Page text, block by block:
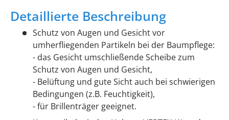
Detaillierte Beschreibung
Schutz von Augen und Gesicht vor
umherfliegenden Partikeln bei der Baumpflege:
- das Gesicht umschließende Scheibe zum
Schutz von Augen und Gesicht,
- Belüftung und gute Sicht auch bei schwierigen
Bedingungen (z.B. Feuchtigkeit),
- für Brillenträger geeignet.